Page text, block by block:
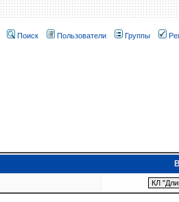
Поиск Пользователи Группы